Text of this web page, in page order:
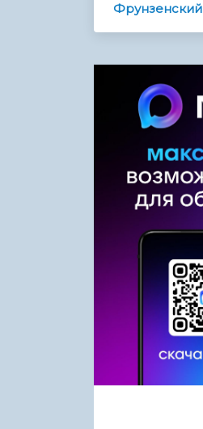
Фрунзенский